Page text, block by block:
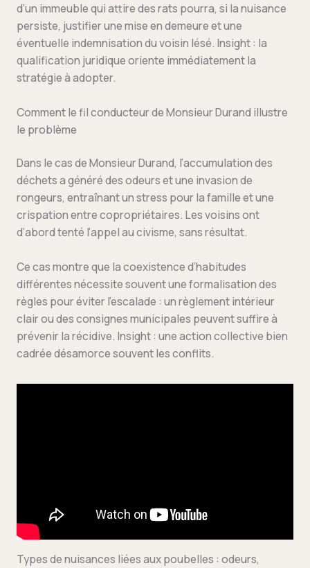
d’un immeuble qui attire des rats pourra, si la nuisance
persiste, justifier une mise en demeure et une
éventuelle indemnisation du voisin lésé. Insight : la
qualification juridique oriente immédiatement la
stratégie à adopter.
Comment le fil conducteur de Monsieur Durand illustre
le problème
Dans le cas de Monsieur Durand, l’accumulation des
déchets a généré des odeurs et une invasion de
rongeurs, entraînant un stress pour la famille et une
crispation entre copropriétaires. Les voisins ont
d’abord tenté l’appel au civisme, sans résultat.
Ce cas montre que la coexistence d’habitudes
différentes nécessite souvent une formalisation des
règles pour éviter l’escalade : un règlement intérieur
clair ou des consignes municipales peuvent suffire à
prévenir la récidive. Insight : une action collective bien
cadrée désamorce souvent les conflits.
Types de nuisances liées aux poubelles : odeurs,